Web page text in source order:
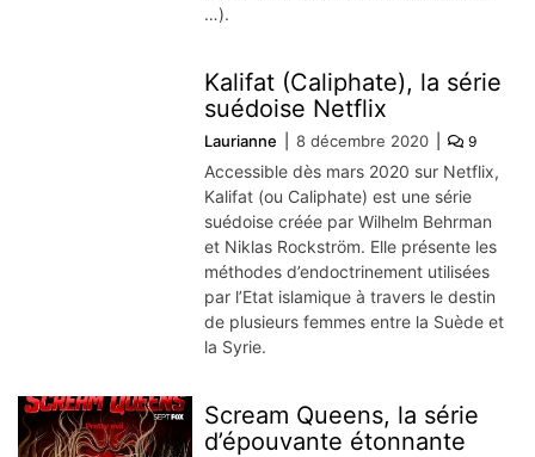
…).
Kalifat (Caliphate), la série
suédoise Netflix
Laurianne 8 décembre 2020 9
Accessible dès mars 2020 sur Netflix,
Kalifat (ou Caliphate) est une série
suédoise créée par Wilhelm Behrman
et Niklas Rockström. Elle présente les
méthodes d’endoctrinement utilisées
par l’Etat islamique à travers le destin
de plusieurs femmes entre la Suède et
la Syrie.
Scream Queens, la série
d’épouvante étonnante